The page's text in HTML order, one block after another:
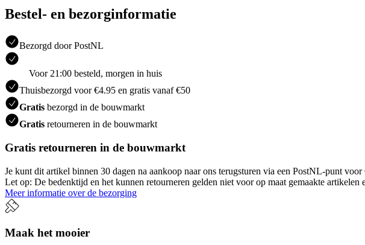
Bestel- en bezorginformatie
Bezorgd door PostNL
Voor 21:00 besteld, morgen in huis
Thuisbezorgd voor €4.95 en gratis vanaf €50
Gratis bezorgd in de bouwmarkt
Gratis retourneren in de bouwmarkt
Gratis retourneren in de bouwmarkt
Je kunt dit artikel binnen 30 dagen na aankoop naar ons terugsturen via een PostNL-punt
Let op: De bedenktijd en het kunnen retourneren gelden niet voor op maat gemaakte artikelen
Meer informatie over de bezorging
Maak het mooier